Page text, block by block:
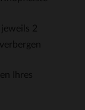
2
Ihres